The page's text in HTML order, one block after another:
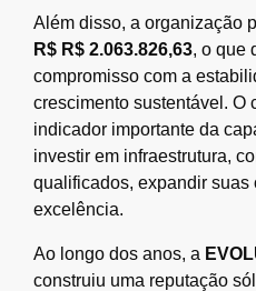
Além disso, a organização
R$ R$ 2.063.826,63, o que
compromisso com a
crescimento sustentável. O
indicador importante da
investir em infraestrutura,
qualificados, expandir suas
excelência.
Ao longo dos anos, a
construiu uma reputação